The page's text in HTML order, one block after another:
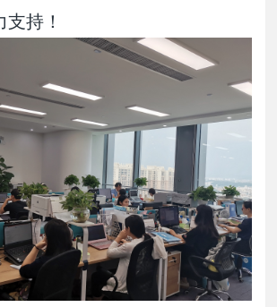
持！